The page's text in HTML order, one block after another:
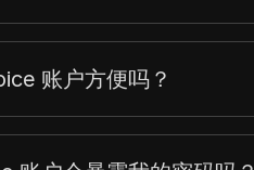
账户方便吗？